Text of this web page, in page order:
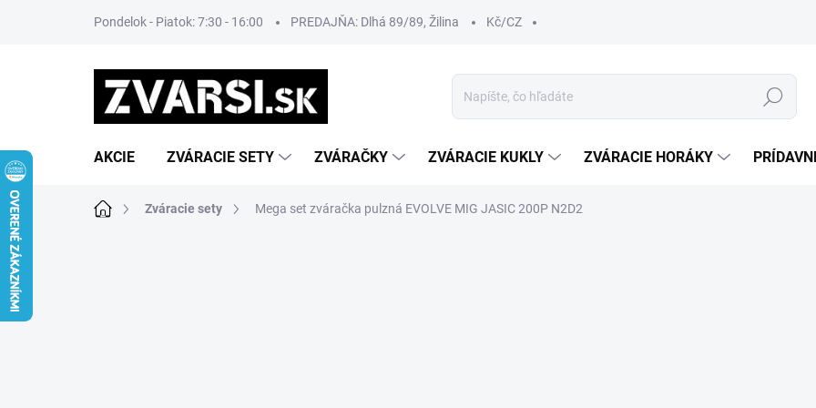
Pondelok - Piatok: 7:30 - 16:00 PREDAJŇA: Dlhá 89/89, Žilina Kč/CZ
Hľadať
AKCIE ZVÁRACIE SETY ZVÁRAČKY ZVÁRACIE KUKLY ZVÁRACIE HORÁKY
DomovZváracie sety Mega set zváračka pulzná EVOLVE MIG JASIC 200P N2D2